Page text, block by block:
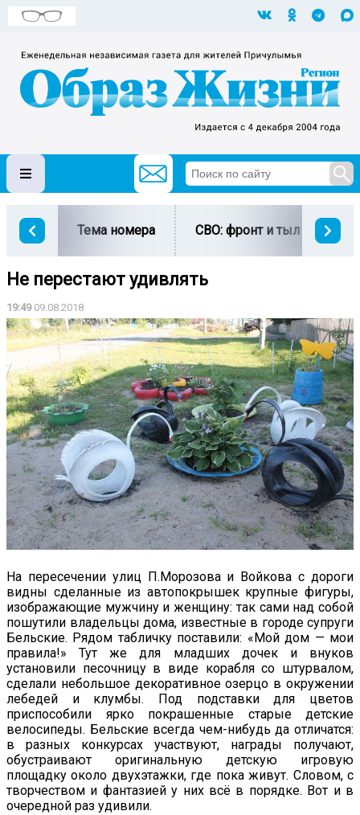
Тема номера СВО: фронт и тыл
Не перестают удивлять
19:4909.08.2018
На пересечении улиц П.Морозова и Войкова с дороги
видны сделанные из автопокрышек крупные фигуры,
изображающие мужчину и женщину: так сами над собой
пошутили владельцы дома, известные в городе супруги
Бельские. Рядом табличку поставили: «Мой дом — мои
правила!» Тут же для младших дочек и внуков
установили песочницу в виде корабля со штурвалом,
сделали небольшое декоративное озерцо в окружении
лебедей и клумбы. Под подставки для цветов
приспособили ярко покрашенные старые детские
велосипеды. Бельские всегда чем-нибудь да отличатся:
в разных конкурсах участвуют, награды получают,
обустраивают оригинальную детскую игровую
площадку около двухэтажки, где пока живут. Словом, с
творчеством и фантазией у них всё в порядке. Вот и в
очередной раз удивили.